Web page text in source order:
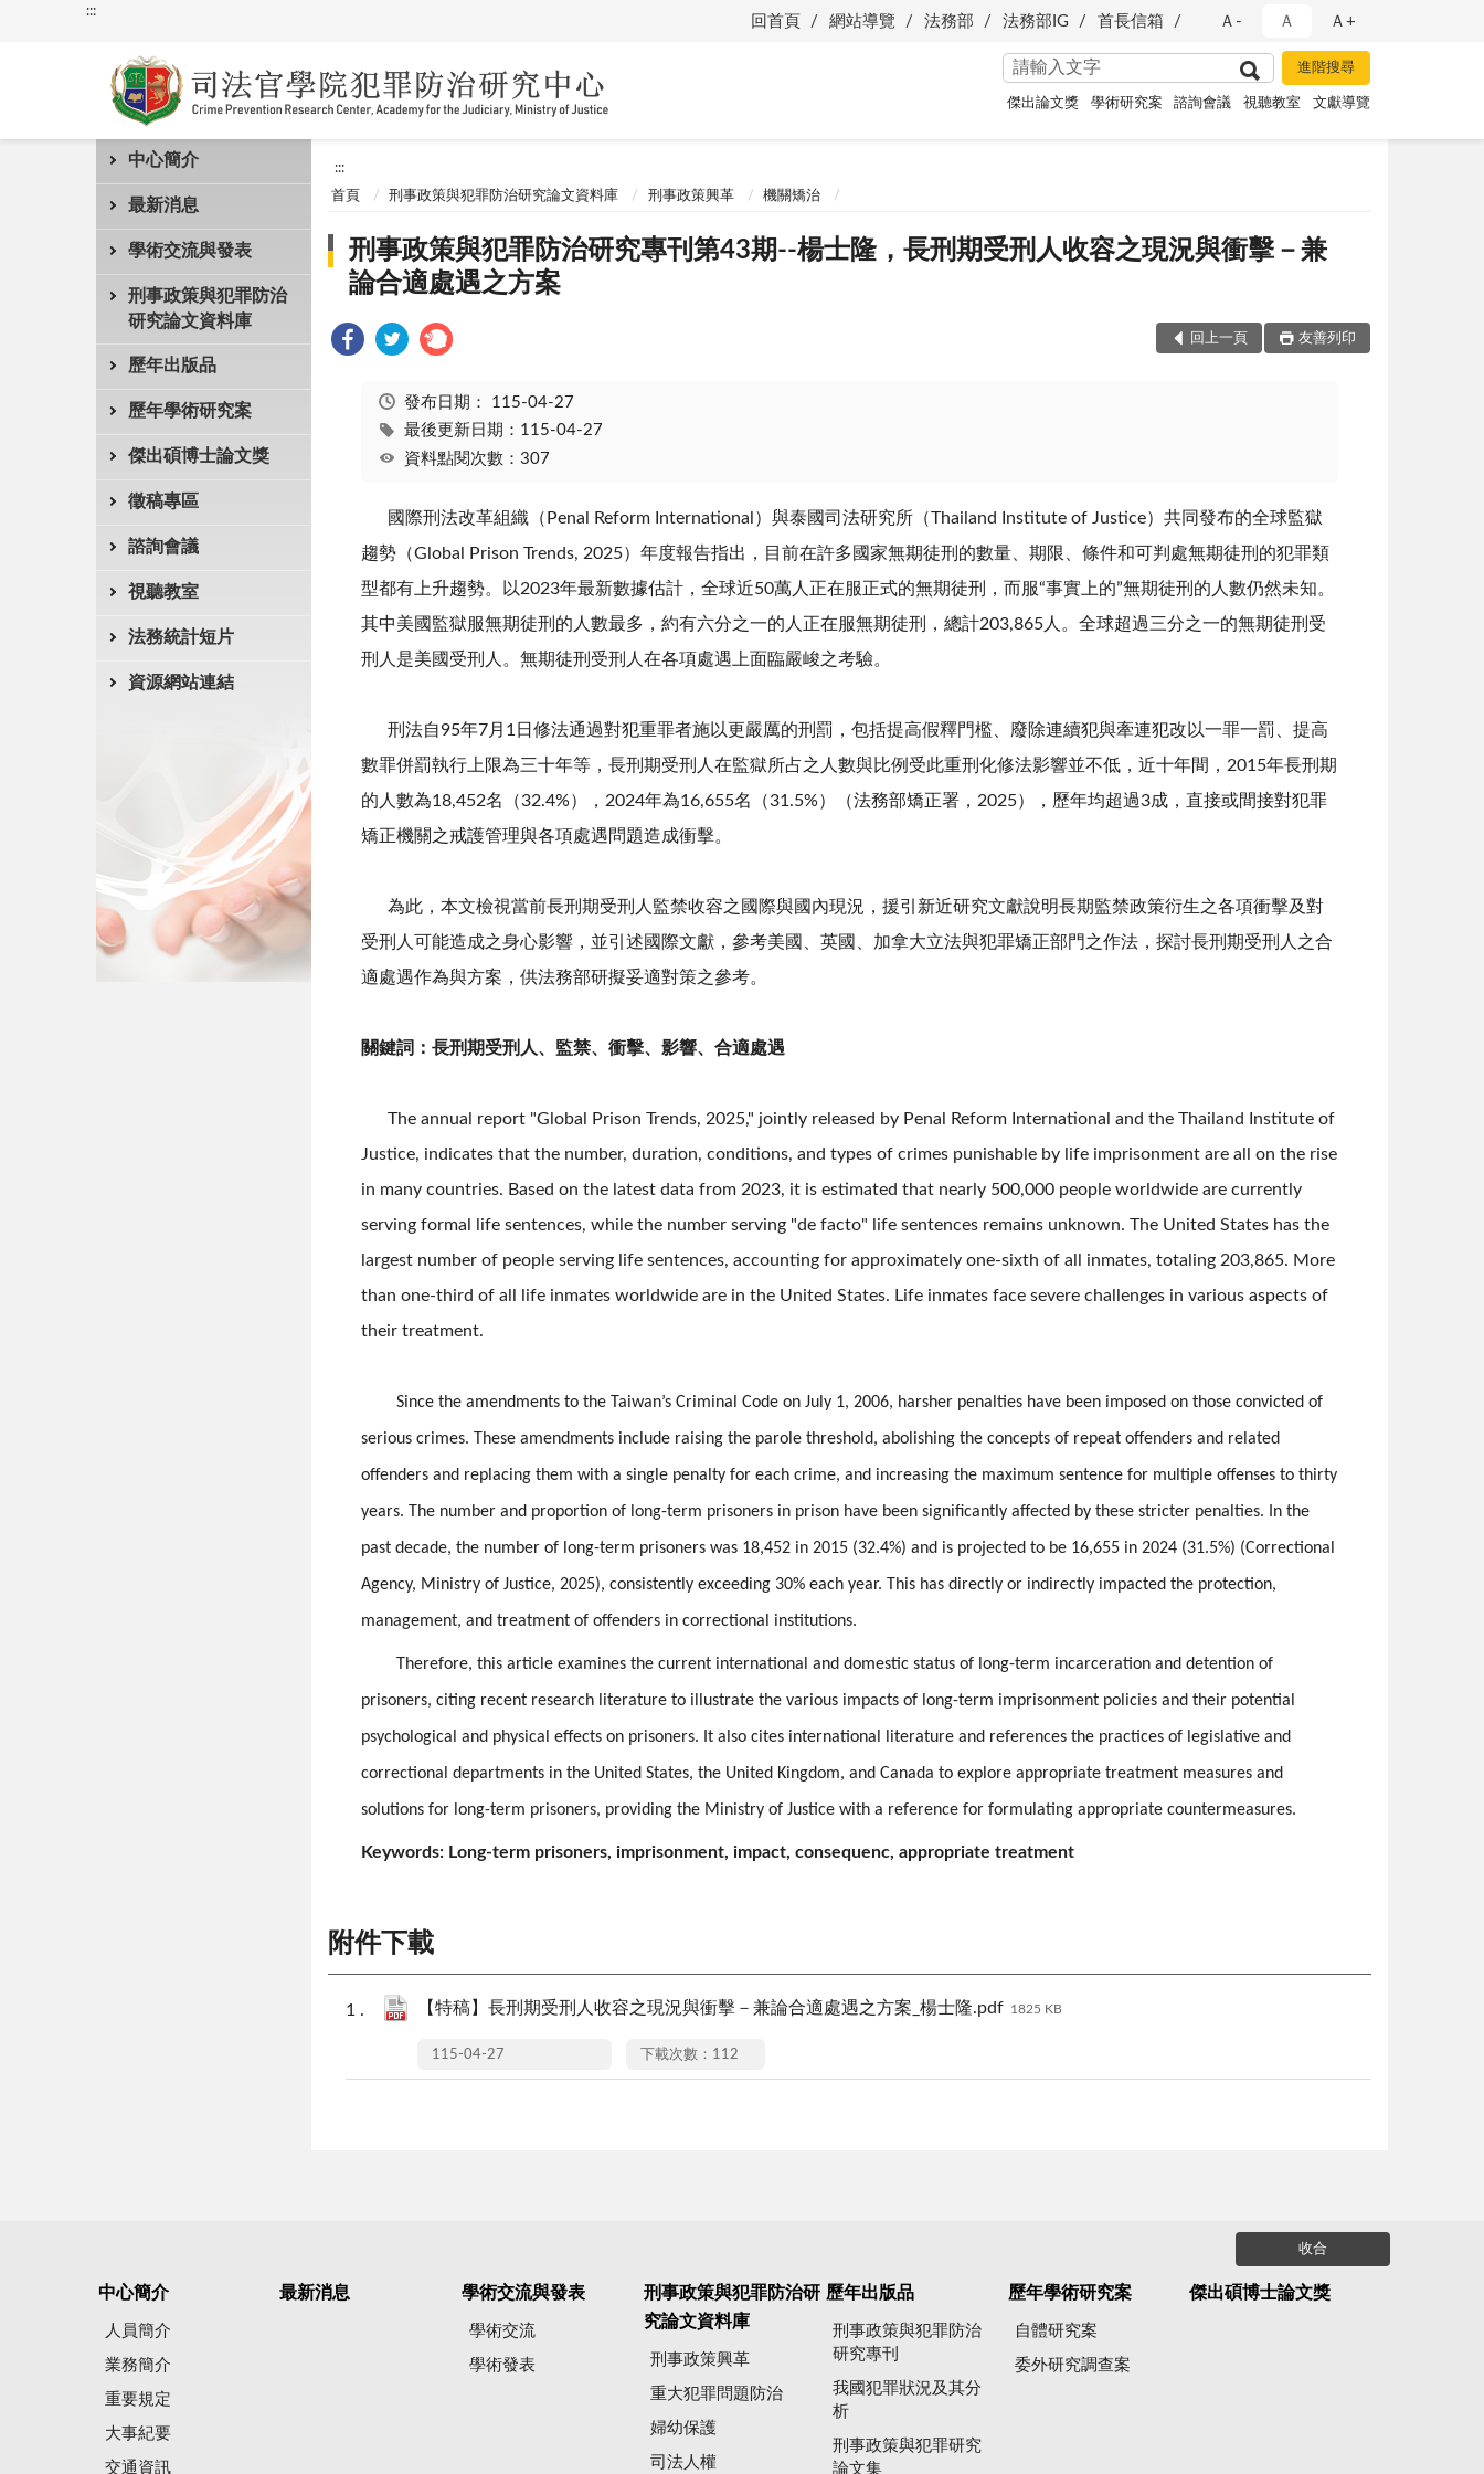
:::
回首頁 網站導覽 法務部 法務部IG 首長信箱 Ａ- Ａ Ａ+
傑出論文獎 學術研究案 諮詢會議 視聽教室 文獻導覽
中心簡介
最新消息
學術交流與發表
刑事政策與犯罪防治
研究論文資料庫
歷年出版品
歷年學術研究案
傑出碩博士論文獎
徵稿專區
諮詢會議
視聽教室
法務統計短片
資源網站連結
:::
首頁 刑事政策與犯罪防治研究論文資料庫 刑事政策興革 機關矯治
刑事政策與犯罪防治研究專刊第43期--楊士隆，長刑期受刑人收容之現況與衝擊－兼
論合適處遇之方案
回上一頁 友善列印
發布日期： 115-04-27
最後更新日期：115-04-27
資料點閱次數：307
國際刑法改革組織（Penal Reform International）與泰國司法研究所（Thailand Institute of Justice）共同發布的全球監獄
趨勢（Global Prison Trends, 2025）年度報告指出，目前在許多國家無期徒刑的數量、期限、條件和可判處無期徒刑的犯罪類
型都有上升趨勢。以2023年最新數據估計，全球近50萬人正在服正式的無期徒刑，而服“事實上的”無期徒刑的人數仍然未知。
其中美國監獄服無期徒刑的人數最多，約有六分之一的人正在服無期徒刑，總計203,865人。全球超過三分之一的無期徒刑受
刑人是美國受刑人。無期徒刑受刑人在各項處遇上面臨嚴峻之考驗。
刑法自95年7月1日修法通過對犯重罪者施以更嚴厲的刑罰，包括提高假釋門檻、廢除連續犯與牽連犯改以一罪一罰、提高
數罪併罰執行上限為三十年等，長刑期受刑人在監獄所占之人數與比例受此重刑化修法影響並不低，近十年間， 2015年長刑期
的人數為18,452名（32.4%）， 2024年為16,655名（31.5%）（法務部矯正署， 2025），歷年均超過3成，直接或間接對犯罪
矯正機關之戒護管理與各項處遇問題造成衝擊。
為此，本文檢視當前長刑期受刑人監禁收容之國際與國內現況，援引新近研究文獻說明長期監禁政策衍生之各項衝擊及對
受刑人可能造成之身心影響，並引述國際文獻，參考美國、英國、加拿大立法與犯罪矯正部門之作法，探討長刑期受刑人之合
適處遇作為與方案，供法務部研擬妥適對策之參考。
關鍵詞：長刑期受刑人、監禁、衝擊、影響、合適處遇
The annual report "Global Prison Trends, 2025," jointly released by Penal Reform International and the Thailand Institute of
Justice, indicates that the number, duration, conditions, and types of crimes punishable by life imprisonment are all on the rise
in many countries. Based on the latest data from 2023, it is estimated that nearly 500,000 people worldwide are currently
serving formal life sentences, while the number serving "de facto" life sentences remains unknown. The United States has the
largest number of people serving life sentences, accounting for approximately one-sixth of all inmates, totaling 203,865. More
than one-third of all life inmates worldwide are in the United States. Life inmates face severe challenges in various aspects of
their treatment.
Since the amendments to the Taiwan’s Criminal Code on July 1, 2006, harsher penalties have been imposed on those convicted of
serious crimes. These amendments include raising the parole threshold, abolishing the concepts of repeat offenders and related
offenders and replacing them with a single penalty for each crime, and increasing the maximum sentence for multiple offenses to thirty
years. The number and proportion of long-term prisoners in prison have been significantly affected by these stricter penalties. In the
past decade, the number of long-term prisoners was 18,452 in 2015 (32.4%) and is projected to be 16,655 in 2024 (31.5%) (Correctional
Agency, Ministry of Justice, 2025), consistently exceeding 30% each year. This has directly or indirectly impacted the protection,
management, and treatment of offenders in correctional institutions.
Therefore, this article examines the current international and domestic status of long-term incarceration and detention of
prisoners, citing recent research literature to illustrate the various impacts of long-term imprisonment policies and their potential
psychological and physical effects on prisoners. It also cites international literature and references the practices of legislative and
correctional departments in the United States, the United Kingdom, and Canada to explore appropriate treatment measures and
solutions for long-term prisoners, providing the Ministry of Justice with a reference for formulating appropriate countermeasures.
Keywords: Long-term prisoners, imprisonment, impact, consequenc, appropriate treatment
附件下載
【特稿】長刑期受刑人收容之現況與衝擊－兼論合適處遇之方案_楊士隆.pdf 1825 KB
115-04-27 下載次數：112
收合
中心簡介
人員簡介
業務簡介
重要規定
大事紀要
交通資訊
最新消息 學術交流與發表
學術交流
學術發表
刑事政策與犯罪防治研
究論文資料庫
刑事政策興革
重大犯罪問題防治
婦幼保護
司法人權
歷年出版品
刑事政策與犯罪防治
研究專刊
我國犯罪狀況及其分
析
刑事政策與犯罪研究
論文集
歷年學術研究案
自體研究案
委外研究調查案
傑出碩博士論文獎